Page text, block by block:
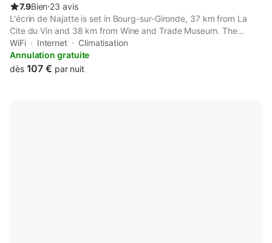
7.9Bien⋅23 avis
L'écrin de Najatte is set in Bourg-sur-Gironde, 37 km from La
Cite du Vin and 38 km from Wine and Trade Museum. The
property is located 36 km from Matmut Atlantique Stadium, 36
km from Bordeaux International Fair and 37 km from Chaban
Delmas Bridge.
WiFi Internet
Climatisation
Annulation gratuite
dès 107 € par nuit